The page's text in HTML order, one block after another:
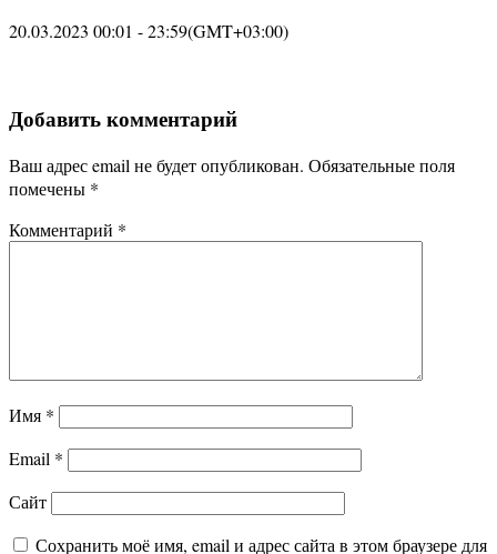
20.03.2023 00:01 - 23:59(GMT+03:00)
Добавить комментарий
Ваш адрес email не будет опубликован. Обязательные поля
помечены *
Комментарий *
Имя *
Email *
Сайт
Сохранить моё имя, email и адрес сайта в этом браузере для